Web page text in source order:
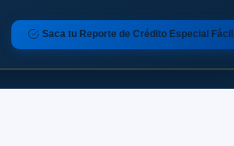
Saca tu Reporte de Crédito Especial Fácil